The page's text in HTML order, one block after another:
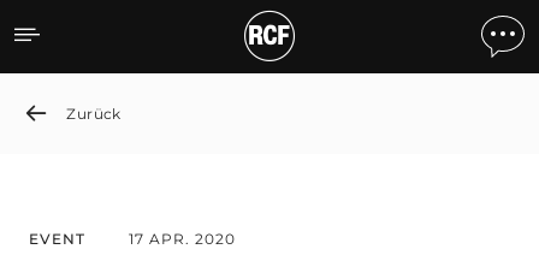
Padua Celebrates the
Zurück
EVENT 17 APR. 2020